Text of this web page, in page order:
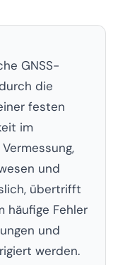
GNSS-
die
festen
im
und
übertrifft
häufige Fehler
und
werden.